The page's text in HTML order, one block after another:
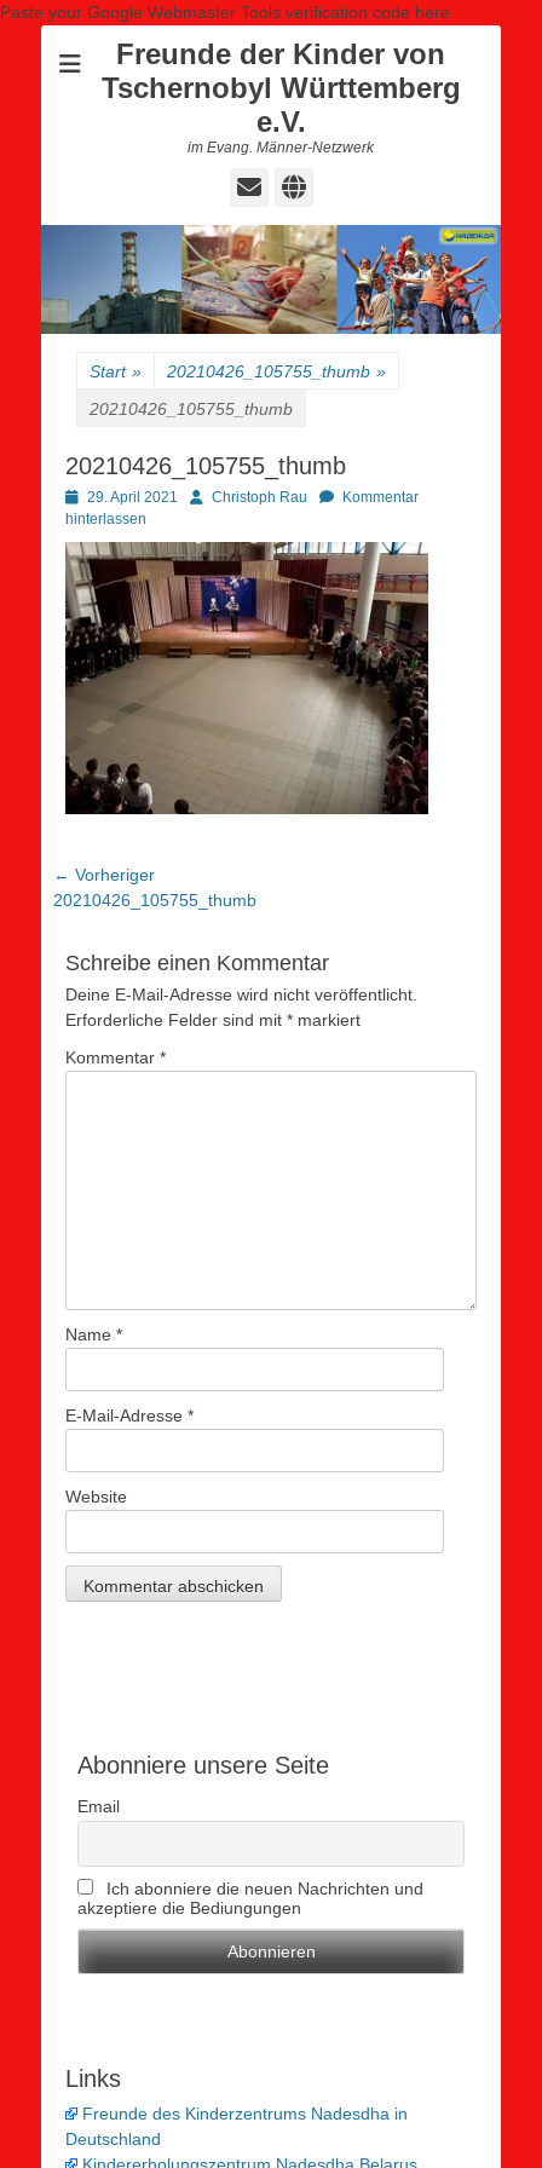
Paste your Google Webmaster Tools verification code here
Freunde der Kinder von
Tschernobyl Württemberg
e.V.
im Evang. Männer-Netzwerk
E-
Website
Start » 20210426_105755_thumb »
20210426_105755_thumb
20210426_105755_thumb
Posted
on
29. April 2021 AutorChristoph Rau
Kommentar
hinterlassen
Beitragsnavigation
← Vorheriger
Vorheriger
20210426_105755_thumb
Schreibe einen Kommentar
Deine E-Mail-Adresse wird nicht veröffentlicht.
Erforderliche Felder sind mit * markiert
Kommentar *
Name *
E-Mail-Adresse *
Website
Abonniere unsere Seite
Email
Ich abonniere die neuen Nachrichten und
akzeptiere die Bediungungen
Links
Freunde des Kinderzentrums Nadesdha in
Deutschland